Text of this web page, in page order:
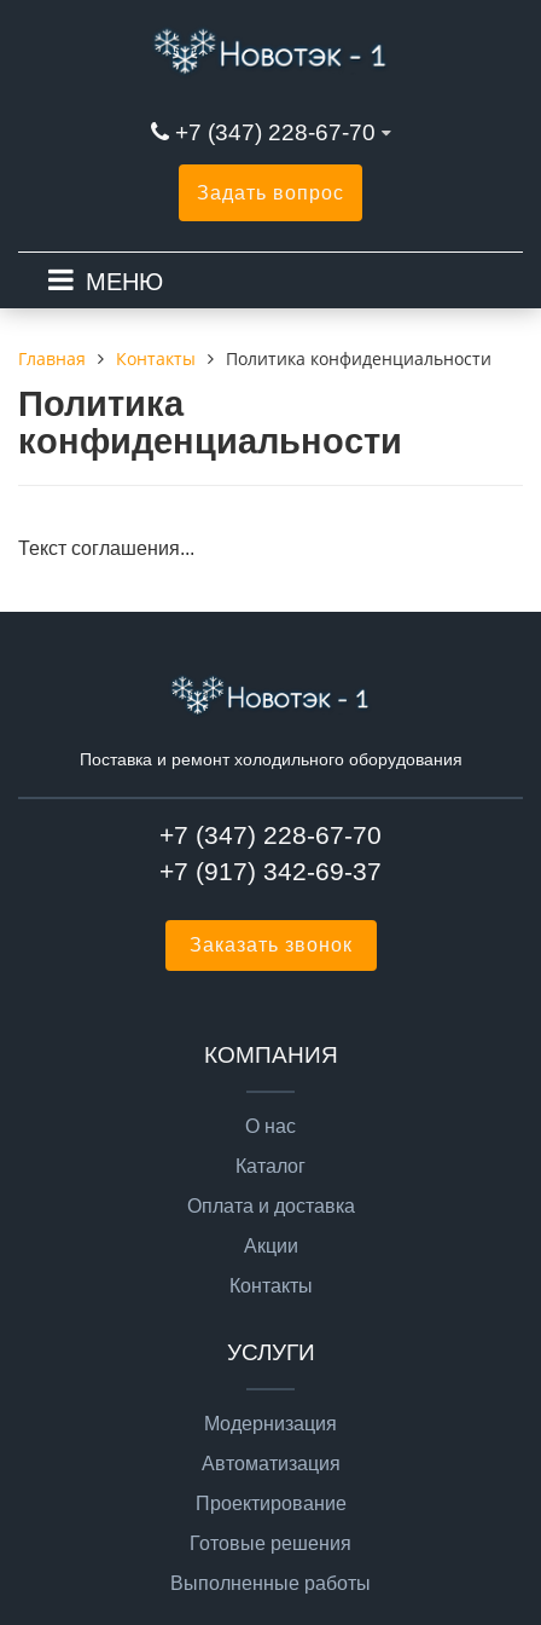
+7 (347) 228-67-70
Задать вопрос
МЕНЮ
Главная Контакты Политика конфиденциальности
Политика
конфиденциальности
Текст соглашения...
Поставка и ремонт холодильного оборудования
+7 (347) 228-67-70
+7 (917) 342-69-37
Заказать звонок
КОМПАНИЯ
О нас
Каталог
Оплата и доставка
Акции
Контакты
УСЛУГИ
Модернизация
Автоматизация
Проектирование
Готовые решения
Выполненные работы